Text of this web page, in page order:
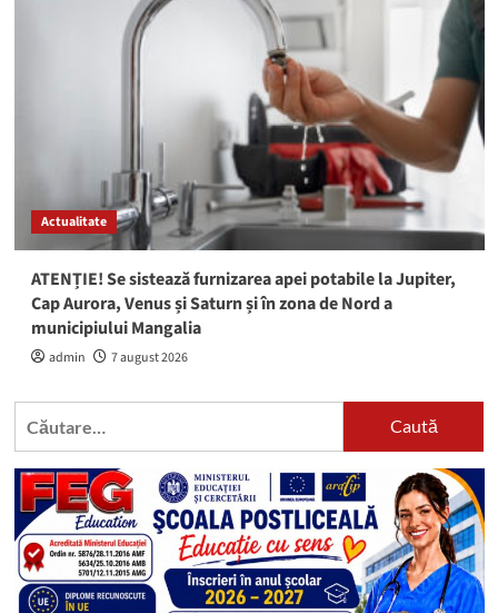
Actualitate
ATENȚIE! Se sistează furnizarea apei potabile la Jupiter,
Cap Aurora, Venus și Saturn și în zona de Nord a
municipiului Mangalia
admin 7 august 2026